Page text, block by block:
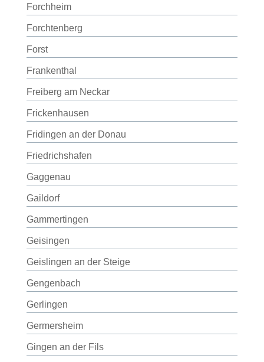
Forchheim
Forchtenberg
Forst
Frankenthal
Freiberg am Neckar
Frickenhausen
Fridingen an der Donau
Friedrichshafen
Gaggenau
Gaildorf
Gammertingen
Geisingen
Geislingen an der Steige
Gengenbach
Gerlingen
Germersheim
Gingen an der Fils